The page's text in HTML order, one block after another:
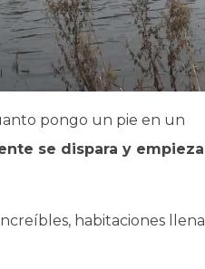
pongo un pie en un
se dispara y
habitaciones